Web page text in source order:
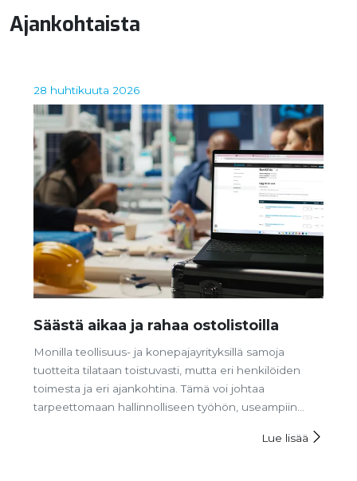
Ajankohtaista
28 huhtikuuta 2026
Säästä aikaa ja rahaa ostolistoilla
Monilla teollisuus- ja konepajayrityksillä samoja
tuotteita tilataan toistuvasti, mutta eri henkilöiden
toimesta ja eri ajankohtina. Tämä voi johtaa
tarpeettomaan hallinnolliseen työhön, useampiin
virhetilauksiin. Ostolistojemme avulla saatteLue lisää